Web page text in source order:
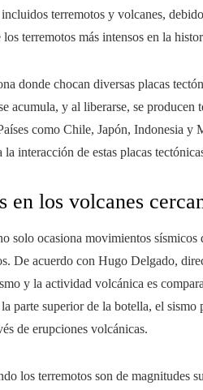
terremotos y volcanes,
terremotos más intensos en la
donde chocan diversas placas
acumula, y al liberarse, se producen
como Chile, Japón, Indonesia y
interacción de estas placas
en los volcanes
solo ocasiona movimientos sísmicos
De acuerdo con Hugo Delgado,
y la actividad volcánica es
parte superior de la botella, el sismo
de erupciones volcánicas.
los terremotos son de magnitudes